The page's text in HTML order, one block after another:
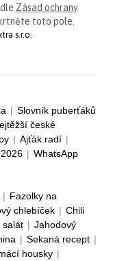
Zásad ochrany
toto pole.
s.r.o.
| Slovník puberťáků
české
| Ajťák radí |
| WhatsApp
| Fazolky na
chlebíček | Chili
salát | Jahodový
| Sekaná recept |
housky |